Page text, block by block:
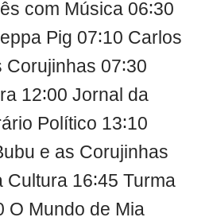
com Música 06∶30
Pig 07∶10 Carlos
Corujinhas 07∶30
12∶00 Jornal da
Político 13∶10
e as Corujinhas
Cultura 16∶45 Turma
O Mundo de Mia